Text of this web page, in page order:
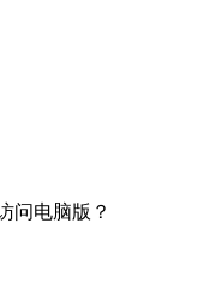
问电脑版？